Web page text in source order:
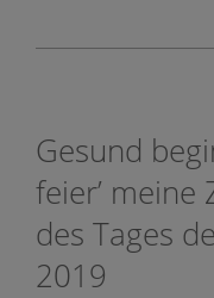
Gesund
feier’ meine
des Tages
2019